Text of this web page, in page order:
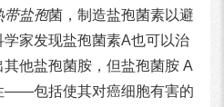
带盐孢菌，制造盐孢菌素以避
家发现盐孢菌素A也可以治
他盐孢菌胺，但盐孢菌胺 A
——包括使其对癌细胞有害的